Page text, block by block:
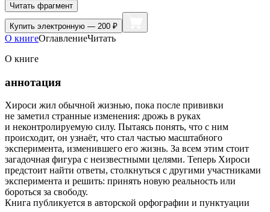
Читать фрагмент
Купить электронную — 200 ₽
О книгеОглавлениеЧитать
О книге
аннотация
Хироси жил обычной жизнью, пока после прививки
не заметил странные изменения: дрожь в руках
и неконтролируемую силу. Пытаясь понять, что с ним
происходит, он узнаёт, что стал частью масштабного
эксперимента, изменившего его жизнь. За всем этим стоит
загадочная фигура с неизвестными целями. Теперь Хироси
предстоит найти ответы, столкнуться с другими участниками
эксперимента и решить: принять новую реальность или
бороться за свободу.
Книга публикуется в авторской орфографии и пунктуации